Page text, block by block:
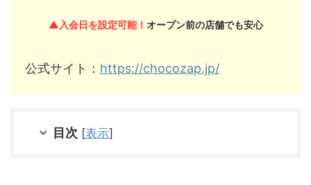
▲入会日を設定可能！ オープン前の店舗でも安心
公式サイト： https://chocozap.jp/
目次 [表示]